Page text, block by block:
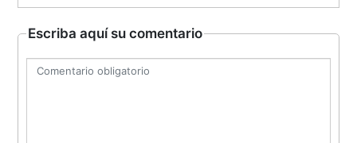
Escriba aquí su comentario